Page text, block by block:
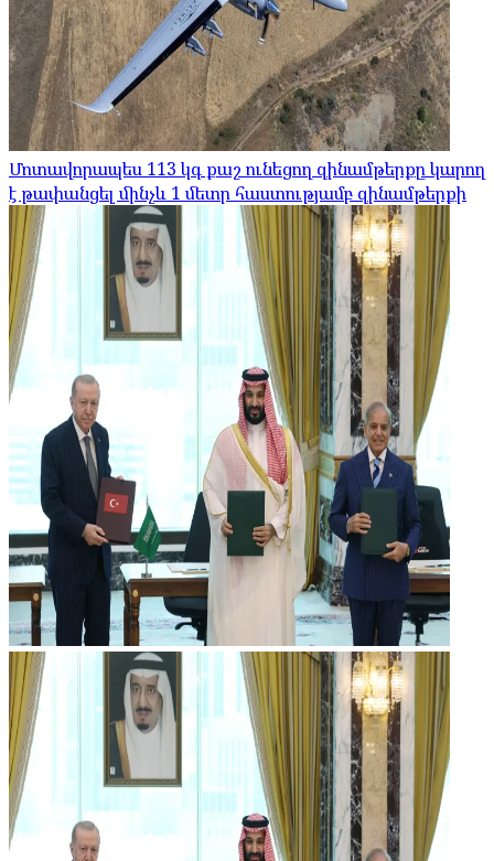
Մոտավորապես 113 կգ քաշ ունեցող զինամթերքը կարող
է թափանցել մինչև 1 մետր հաստությամբ զինամթերքի